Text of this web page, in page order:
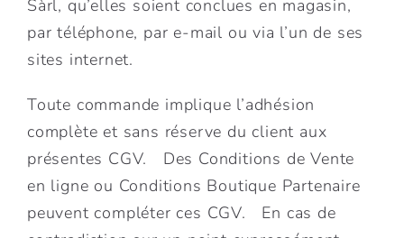
Sàrl, qu’elles soient conclues en magasin,
par téléphone, par e-mail ou via l’un de ses
sites internet.
Toute commande implique l’adhésion
complète et sans réserve du client aux
présentes CGV. Des Conditions de Vente
en ligne ou Conditions Boutique Partenaire
peuvent compléter ces CGV. En cas de